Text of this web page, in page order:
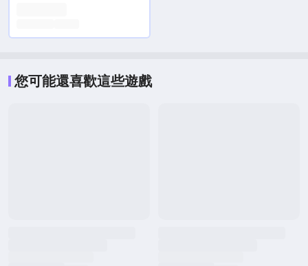
您可能還喜歡這些遊戲